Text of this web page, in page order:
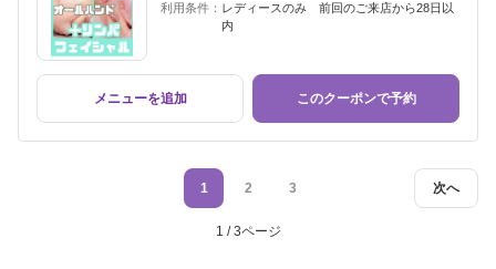
利用条件： レディースのみ 前回のご来店から28日以
内
メニューを追加 このクーポンで予約
次へ
1 2 3
1 / 3ページ